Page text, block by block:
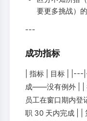
要更多挑战）
---
成功指标
| 指标 | 目标 |
成——没有例外 | |
员工在窗口期内登
职 30 天内完成 | |